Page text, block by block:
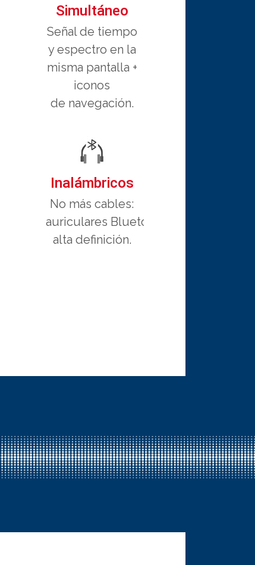
Simultáneo
Señal de tiempo
y espectro en la
misma pantalla +
iconos
de navegación.
Inalámbricos
No más cables:
auriculares Bluetooth de
alta definición.